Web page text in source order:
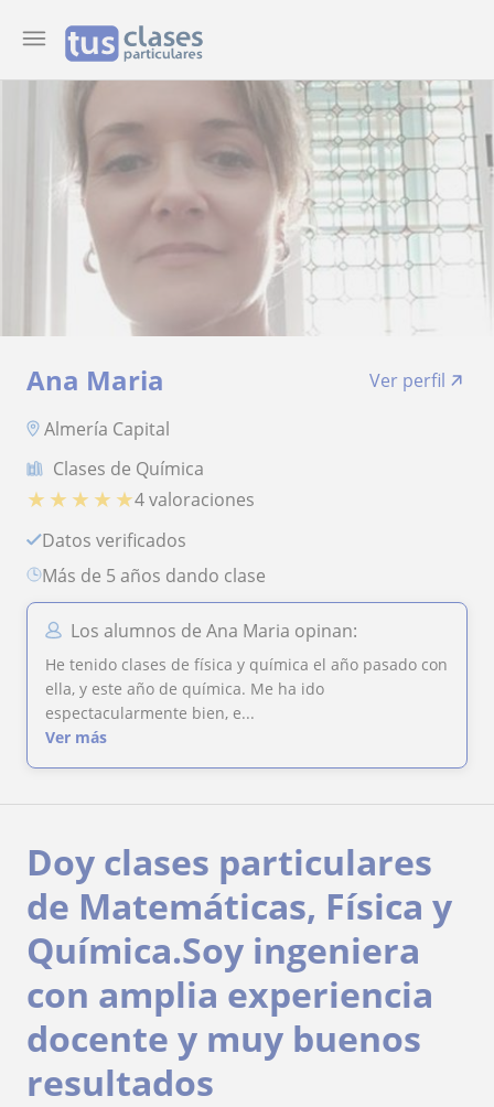
Ana Maria
Ver perfil
Almería Capital
Clases de Química
★ ★ ★ ★ ★4 valoraciones
Datos verificados
más de 5 años dando clase
Los alumnos de Ana Maria opinan:
He tenido clases de física y química el año pasado con
ella, y este año de química. Me ha ido
espectacularmente bien, e...
Ver más
Doy clases particulares
de Matemáticas, Física y
Química.Soy ingeniera
con amplia experiencia
docente y muy buenos
resultados